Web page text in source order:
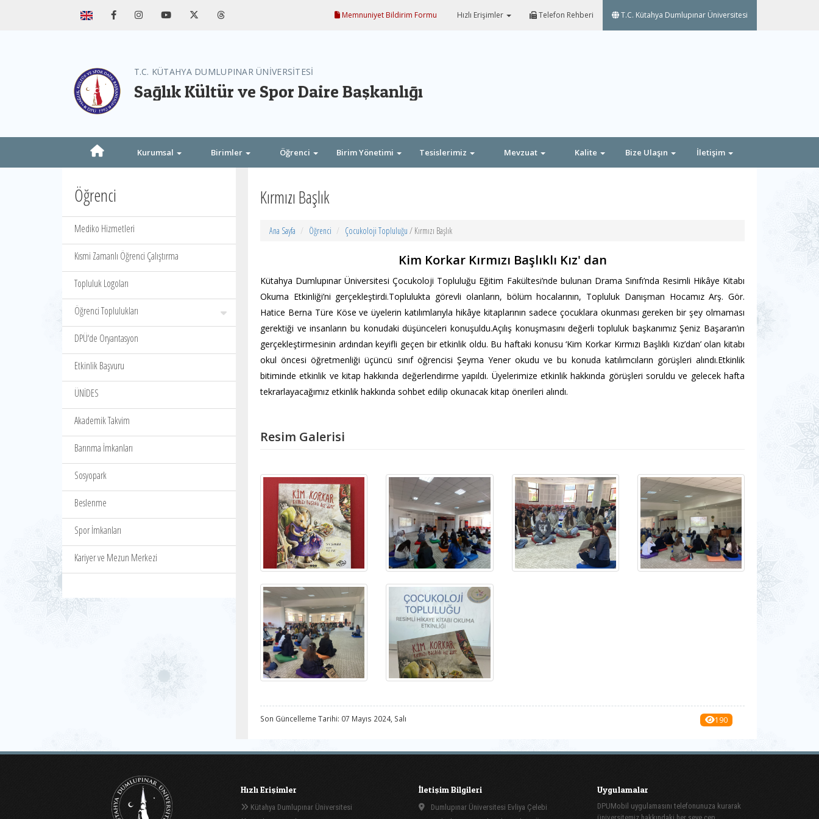
Memnuniyet Bildirim Formu Hızlı Erişimler Telefon Rehberi T.C. Kütahya Dumlupınar Üniversitesi
T.C. KÜTAHYA DUMLUPINAR ÜNİVERSİTESİ
Sağlık Kültür ve Spor Daire Başkanlığı
Kurumsal Birimler Öğrenci Birim Yönetimi Tesislerimiz Mevzuat Kalite Bize Ulaşın İletişim
Öğrenci
Mediko Hizmetleri
Kısmi Zamanlı Öğrenci Çalıştırma
Topluluk Logoları
Öğrenci Toplulukları
DPÜ‘de Oryantasyon
Etkinlik Başvuru
ÜNİDES
Akademik Takvim
Barınma İmkanları
Sosyopark
Beslenme
Spor İmkanları
Kariyer ve Mezun Merkezi
Kırmızı Başlık
Ana Sayfa Öğrenci Çocukoloji Topluluğu / Kırmızı Başlık
Kim Korkar Kırmızı Başlıklı Kız' dan
Kütahya Dumlupınar Üniversitesi Çocukoloji Topluluğu Eğitim Fakültesi’nde bulunan Drama Sınıfı’nda Resimli Hikâye Kitabı
Okuma Etkinliği’ni gerçekleştirdi.Toplulukta görevli olanların, bölüm hocalarının, Topluluk Danışman Hocamız Arş. Gör.
Hatice Berna Türe Köse ve üyelerin katılımlarıyla hikâye kitaplarının sadece çocuklara okunması gereken bir şey olmaması
gerektiği ve insanların bu konudaki düşünceleri konuşuldu.Açılış konuşmasını değerli topluluk başkanımız Şeniz Başaran’ın
gerçekleştirmesinin ardından keyifli geçen bir etkinlik oldu. Bu haftaki konusu ‘Kim Korkar Kırmızı Başlıklı Kız’dan’ olan kitabı
okul öncesi öğretmenliği üçüncü sınıf öğrencisi Şeyma Yener okudu ve bu konuda katılımcıların görüşleri alındı.Etkinlik
bitiminde etkinlik ve kitap hakkında değerlendirme yapıldı. Üyelerimize etkinlik hakkında görüşleri soruldu ve gelecek hafta
tekrarlayacağımız etkinlik hakkında sohbet edilip okunacak kitap önerileri alındı.
Resim Galerisi
Son Güncelleme Tarihi: 07 Mayıs 2024, Salı 190
Hızlı Erişimler
Kütahya Dumlupınar Üniversitesi
İletişim Bilgileri
Dumlupınar Üniversitesi Evliya Çelebi
Uygulamalar
DPUMobil uygulamasını telefonunuza kurarak